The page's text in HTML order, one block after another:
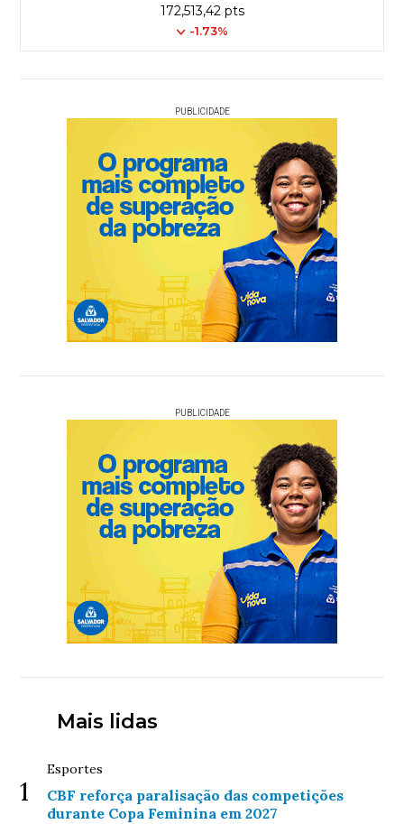
172,513,42 pts
-1.73%
PUBLICIDADE
PUBLICIDADE
Mais lidas
1
Esportes
CBF reforça paralisação das competições
durante Copa Feminina em 2027